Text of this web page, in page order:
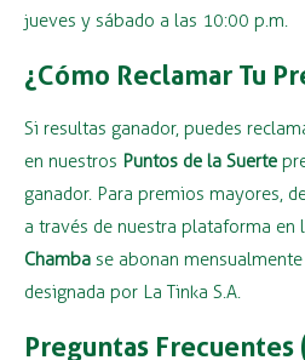
jueves y sábado a las 10:00 p.m.
¿Cómo Reclamar Tu
Si resultas ganador, puedes
en nuestros Puntos de la Suerte
ganador. Para premios mayores,
a través de nuestra plataforma en
Chamba se abonan
designada por La Tinka S.A.
Preguntas Frecuentes